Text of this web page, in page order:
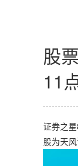
股
11
证券之
股为天